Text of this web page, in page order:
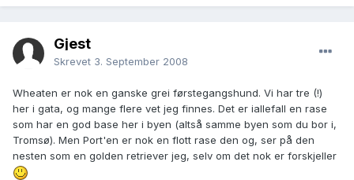
Gjest
Skrevet 3. September 2008
Wheaten er nok en ganske grei førstegangshund. Vi har tre (!)
her i gata, og mange flere vet jeg finnes. Det er iallefall en rase
som har en god base her i byen (altså samme byen som du bor i,
Tromsø). Men Port'en er nok en flott rase den og, ser på den
nesten som en golden retriever jeg, selv om det nok er forskjeller